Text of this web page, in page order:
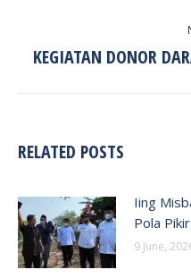
KEGIATAN DONOR
RELATED POSTS
Iing
Pola
9 June,